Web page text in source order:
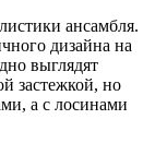
ансамбля.
дизайна на
выглядят
застежкой, но
а с лосинами